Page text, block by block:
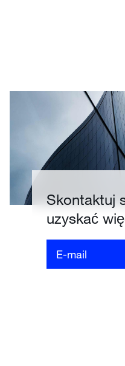
Skontaktuj
uzyskać
E-mail